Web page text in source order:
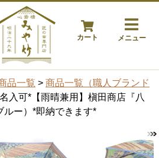
カート メニュー
品一覧 > 商品一覧（職人ブランド
入可*【雨晴兼用】槇田商店『八
ルー）*即納できます*